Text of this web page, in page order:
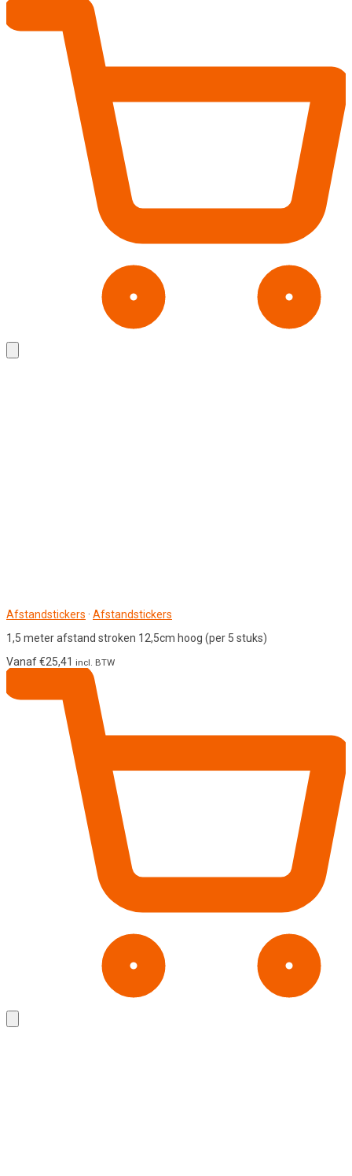
Afstandstickers · Afstandstickers
1,5 meter afstand stroken 12,5cm hoog (per 5 stuks)
Vanaf€25,41 incl. BTW